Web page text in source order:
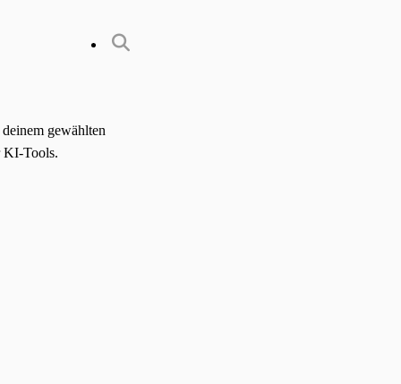
gewählten
KI-Tools.